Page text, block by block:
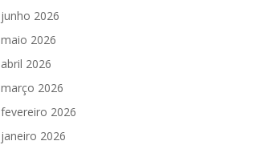
junho 2026
maio 2026
abril 2026
março 2026
fevereiro 2026
janeiro 2026